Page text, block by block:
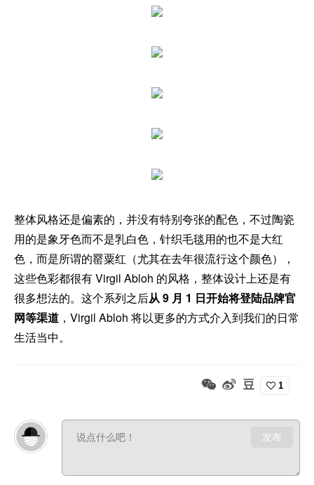
整体风格还是偏素的，并没有特别夸张的配色，不过陶瓷
用的是象牙色而不是乳白色，针织毛毯用的也不是大红
色，而是所谓的罂粟红（尤其在去年很流行这个颜色），
这些色彩都很有 Virgil Abloh 的风格，整体设计上还是有
很多想法的。这个系列之后从 9 月 1 日开始将登陆品牌官
网等渠道 ，Virgil Abloh 将以更多的方式介入到我们的日常
生活当中。
1
发布